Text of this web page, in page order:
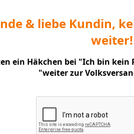
& liebe Kundin,
weiter!
ein Häkchen bei "Ich bin
"weiter zur